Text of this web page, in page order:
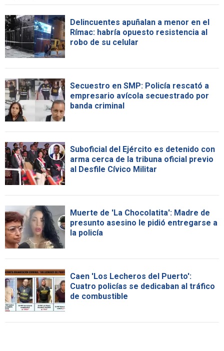
Delincuentes apuñalan a menor en el
Rímac: habría opuesto resistencia al
robo de su celular
Secuestro en SMP: Policía rescató a
empresario avícola secuestrado por
banda criminal
Suboficial del Ejército es detenido con
arma cerca de la tribuna oficial previo
al Desfile Cívico Militar
Muerte de 'La Chocolatita': Madre de
presunto asesino le pidió entregarse a
la policía
Caen 'Los Lecheros del Puerto':
Cuatro policías se dedicaban al tráfico
de combustible